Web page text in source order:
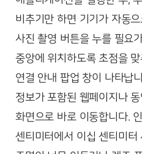
비추기만 하면 기기가 자동
사진 촬영 버튼을 누를 필요
중앙에 위치하도록 초점을
연결 안내 팝업 창이 나타납
정보가 포함된 웹페이지나
화면으로 바로 이동합니다.
센티미터에서 이십 센티미터